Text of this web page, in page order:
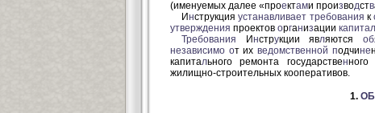
(именуемых далее «проектами производств
Инструкцияустанавливает требования к
утверждения проектов организации
Требования Инструкции являются
независимо от их ведомственной подчинен
капитального ремонта государствен
жилищно-строительных кооперативов.
1.